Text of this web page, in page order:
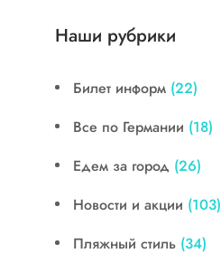
Наши рубрики
Билет информ (22)
Все по Германии (18)
Едем за город (26)
Новости и акции (103)
Пляжный стиль (34)